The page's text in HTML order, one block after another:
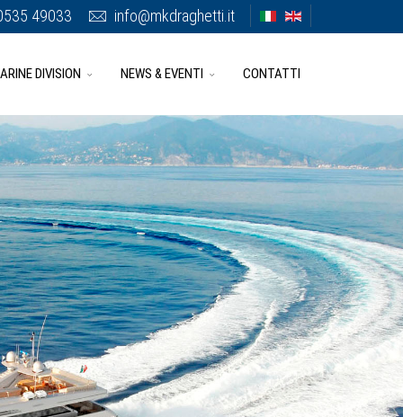
49033 info@mkdraghetti.it
DIVISION NEWS & EVENTI CONTATTI